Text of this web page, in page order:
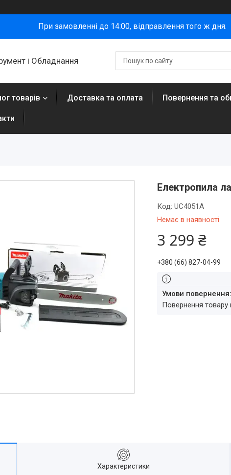
При замовленні до 14:00, відправлення того ж дня.
і Обладнання
товарів Доставка та оплата Повернення та
Електропила
Немає в наявності
Код: UC4051A
3 299 ₴
+380 (66) 827-04-99
повернення
Характеристики